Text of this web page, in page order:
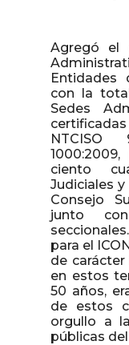
Agregó el
Entidades
con la
Sedes
NTCISO
ciento
Judiciales
Consejo
junto
para el
de
en estos
50 años,
de estos
orgullo a
públicas